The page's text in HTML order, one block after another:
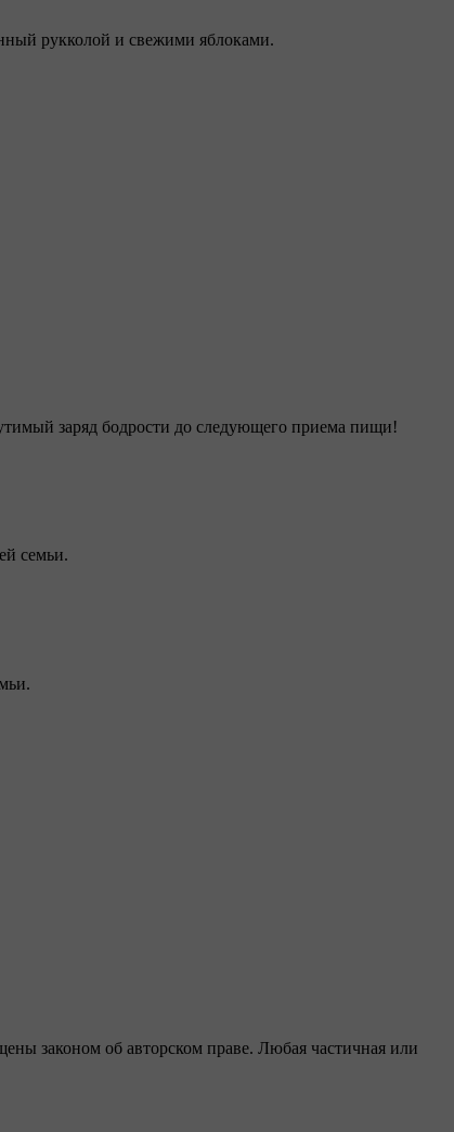
рукколой и свежими яблоками.
заряд бодрости до следующего приема пищи!
семьи.
законом об авторском праве. Любая частичная или